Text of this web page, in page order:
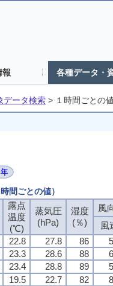
報 各種データ・
データ検索 > １時間ごとの
ごとの値）
露点
温度
(℃)
蒸気圧
(hPa)
湿度
(％)
風
風
22.8 27.8 86
23.3 28.6 88
23.4 28.8 89
19.5 22.7 82
露点
温度
(℃)
蒸気圧
(hPa)
湿度
(％)
風
風
22.8 27.8 86
23.3 28.6 88
23.4 28.8 89
19.5 22.7 82
露点
温度
(℃)
蒸気圧
(hPa)
湿度
(％)
風
風
22.8 27.8 86
23.3 28.6 88
23.4 28.8 89
19.5 22.7 82
露点
温度
(℃)
蒸気圧
(hPa)
湿度
(％)
風
風
22.8 27.8 86
23.3 28.6 88
23.4 28.8 89
19.5 22.7 82